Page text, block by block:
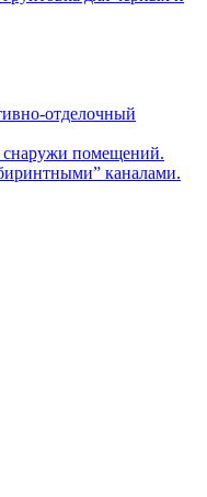
отделочный
снаружи помещений.
каналами.